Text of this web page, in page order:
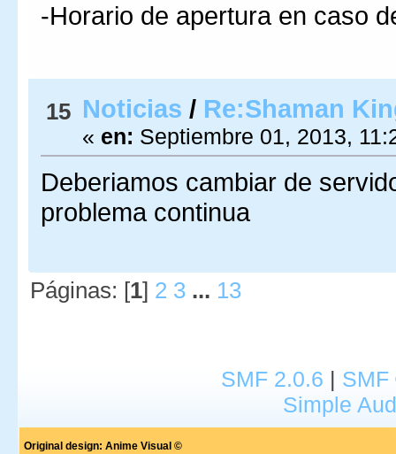
-Horario de apertura en caso
15 Noticias / Re:Shaman
« en: Septiembre 01, 2013,
Deberiamos cambiar de
problema continua
Páginas: [1] 2 3 ... 13
SMF 2.0.6 | SMF
Simple
Original design: Anime Visual ©